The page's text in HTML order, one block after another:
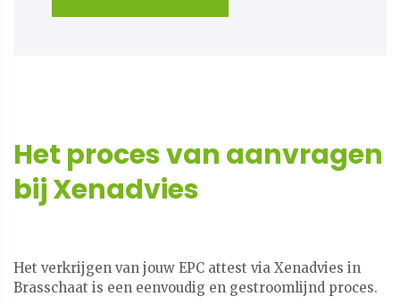
Het proces van aanvragen
bij Xenadvies
Het verkrijgen van jouw EPC attest via Xenadvies in
Brasschaat is een eenvoudig en gestroomlijnd proces.